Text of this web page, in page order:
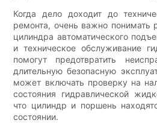
Когда дело доходит до
ремонта, очень важно понимать
цилиндра автоматического
и техническое обслуживание
помогут предотвратить
длительную безопасную
может включать проверку на
состояния гидравлической
что цилиндр и поршень
состоянии.